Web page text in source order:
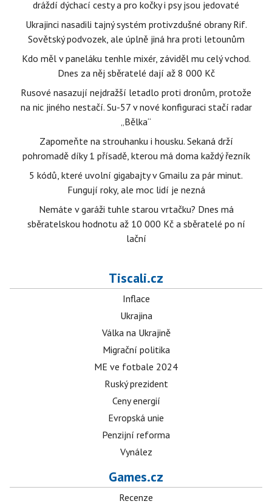
dráždí dýchací cesty a pro kočky i psy jsou jedovaté
Ukrajinci nasadili tajný systém protivzdušné obrany Rif.
Sovětský podvozek, ale úplně jiná hra proti letounům
Kdo měl v paneláku tenhle mixér, záviděl mu celý vchod.
Dnes za něj sběratelé dají až 8 000 Kč
Rusové nasazují nejdražší letadlo proti dronům, protože
na nic jiného nestačí. Su-57 v nové konfiguraci stačí radar
„Bělka“
Zapomeňte na strouhanku i housku. Sekaná drží
pohromadě díky 1 přísadě, kterou má doma každý řezník
5 kódů, které uvolní gigabajty v Gmailu za pár minut.
Fungují roky, ale moc lidí je nezná
Nemáte v garáži tuhle starou vrtačku? Dnes má
sběratelskou hodnotu až 10 000 Kč a sběratelé po ní
lační
Tiscali.cz
Inflace
Ukrajina
Válka na Ukrajině
Migrační politika
ME ve fotbale 2024
Ruský prezident
Ceny energií
Evropská unie
Penzijní reforma
Vynález
Games.cz
Recenze